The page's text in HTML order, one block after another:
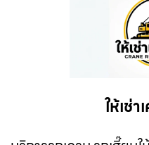
ให้เช่